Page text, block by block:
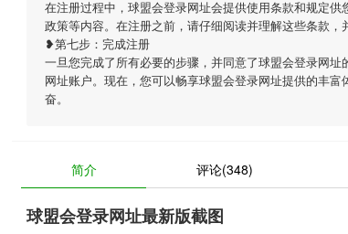
在注册过程中，球盟会登录网址会提供使用条款和规定
政策等内容。在注册之前，请仔细阅读并理解这些条款，
❥第七步：完成注册
一旦您完成了所有必要的步骤，并同意了球盟会登录网
网址账户。现在，您可以畅享球盟会登录网址提供的丰
奋。
简介 评论(348)
球盟会登录网址最新版截图